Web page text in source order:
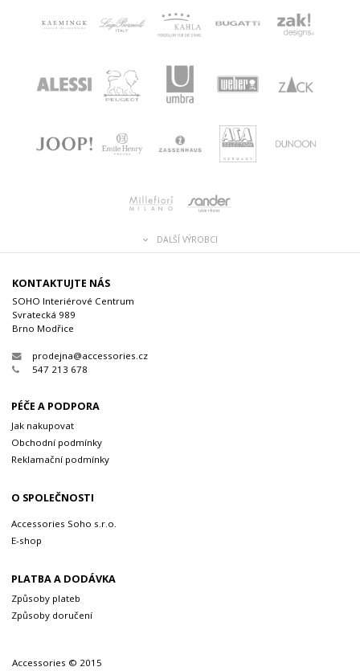
DALŠÍ VÝROBCI
KONTAKTUJTE NÁS
SOHO Interiérové Centrum
Svratecká 989
Brno Modřice
prodejna@accessories.cz
547 213 678
PÉČE A PODPORA
Jak nakupovat
Obchodní podmínky
Reklamační podmínky
O SPOLEČNOSTI
Accessories Soho s.r.o.
E-shop
PLATBA A DODÁVKA
Způsoby plateb
Způsoby doručení
Accessories © 2015